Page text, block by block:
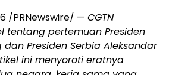
/PRNewswire/ — CGTN
tentang pertemuan Presiden
dan Presiden Serbia Aleksandar
ini menyoroti eratnya